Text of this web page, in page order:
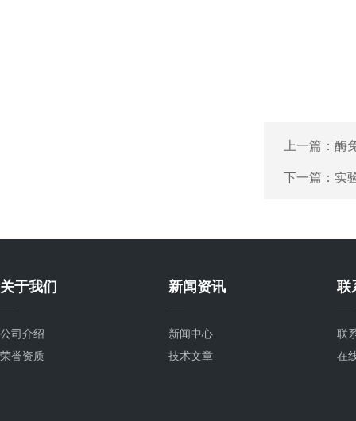
上一篇： 酶
下一篇： 实
关于我们
公司介绍
荣誉资质
新闻资讯
新闻中心
技术文章
联
联
在